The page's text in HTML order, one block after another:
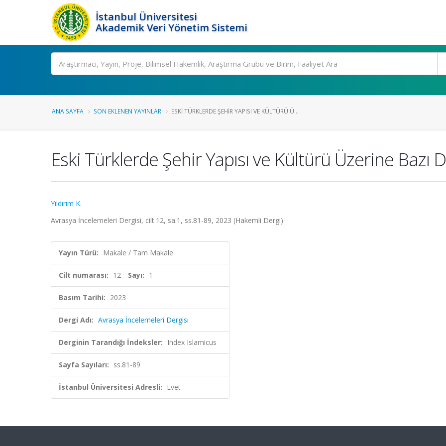
İstanbul Üniversitesi
Akademik Veri Yönetim Sistemi
Ara
ANA SAYFA SON EKLENEN YAYINLAR ESKI TÜRKLERDE ŞEHIR YAPISI VE KÜLTÜRÜ Ü...
Eski Türklerde Şehir Yapısı ve Kültürü Üzerine
Yıldırım K.
Avrasya İncelemeleri Dergisi, cilt.12, sa.1, ss.81-89, 2023 (Hakemli Dergi)
Yayın Türü: Makale / Tam Makale
Cilt numarası: 12 Sayı: 1
Basım Tarihi: 2023
Dergi Adı: Avrasya İncelemeleri Dergisi
Derginin Tarandığı İndeksler: Index Islamicus
Sayfa Sayıları: ss.81-89
İstanbul Üniversitesi Adresli: Evet